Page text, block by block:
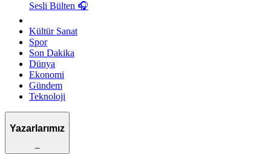
Sesli Bülten 🎧
Kültür Sanat
Spor
Son Dakika
Dünya
Ekonomi
Gündem
Teknoloji
Yazarlarımız
–